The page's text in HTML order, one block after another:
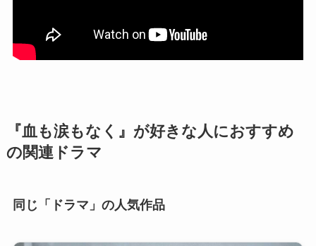
『血も涙もなく』が好きな人におすすめ
の関連ドラマ
同じ「ドラマ」の人気作品